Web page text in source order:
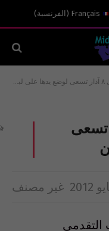
Français
( الفرنسية)
٨ آذار تسعى
غير مصنف